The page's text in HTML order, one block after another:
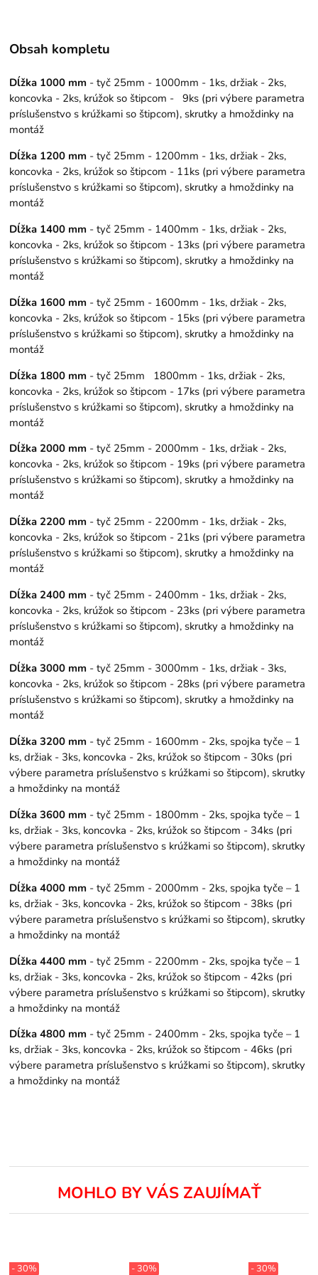
Obsah kompletu
Dĺžka 1000 mm - tyč 25mm - 1000mm - 1ks, držiak - 2ks,
koncovka - 2ks, krúžok so štipcom - 9ks (pri výbere parametra
príslušenstvo s krúžkami so štipcom), skrutky a hmoždinky na
montáž
Dĺžka 1200 mm - tyč 25mm - 1200mm - 1ks, držiak - 2ks,
koncovka - 2ks, krúžok so štipcom - 11ks (pri výbere parametra
príslušenstvo s krúžkami so štipcom), skrutky a hmoždinky na
montáž
Dĺžka 1400 mm - tyč 25mm - 1400mm - 1ks, držiak - 2ks,
koncovka - 2ks, krúžok so štipcom - 13ks (pri výbere parametra
príslušenstvo s krúžkami so štipcom), skrutky a hmoždinky na
montáž
Dĺžka 1600 mm - tyč 25mm - 1600mm - 1ks, držiak - 2ks,
koncovka - 2ks, krúžok so štipcom - 15ks (pri výbere parametra
príslušenstvo s krúžkami so štipcom), skrutky a hmoždinky na
montáž
Dĺžka 1800 mm - tyč 25mm 1800mm - 1ks, držiak - 2ks,
koncovka - 2ks, krúžok so štipcom - 17ks (pri výbere parametra
príslušenstvo s krúžkami so štipcom), skrutky a hmoždinky na
montáž
Dĺžka 2000 mm - tyč 25mm - 2000mm - 1ks, držiak - 2ks,
koncovka - 2ks, krúžok so štipcom - 19ks (pri výbere parametra
príslušenstvo s krúžkami so štipcom), skrutky a hmoždinky na
montáž
Dĺžka 2200 mm - tyč 25mm - 2200mm - 1ks, držiak - 2ks,
koncovka - 2ks, krúžok so štipcom - 21ks (pri výbere parametra
príslušenstvo s krúžkami so štipcom), skrutky a hmoždinky na
montáž
Dĺžka 2400 mm - tyč 25mm - 2400mm - 1ks, držiak - 2ks,
koncovka - 2ks, krúžok so štipcom - 23ks (pri výbere parametra
príslušenstvo s krúžkami so štipcom), skrutky a hmoždinky na
montáž
Dĺžka 3000 mm - tyč 25mm - 3000mm - 1ks, držiak - 3ks,
koncovka - 2ks, krúžok so štipcom - 28ks (pri výbere parametra
príslušenstvo s krúžkami so štipcom), skrutky a hmoždinky na
montáž
Dĺžka 3200 mm - tyč 25mm - 1600mm - 2ks, spojka tyče – 1
ks, držiak - 3ks, koncovka - 2ks, krúžok so štipcom - 30ks (pri
výbere parametra príslušenstvo s krúžkami so štipcom), skrutky
a hmoždinky na montáž
Dĺžka 3600 mm - tyč 25mm - 1800mm - 2ks, spojka tyče – 1
ks, držiak - 3ks, koncovka - 2ks, krúžok so štipcom - 34ks (pri
výbere parametra príslušenstvo s krúžkami so štipcom), skrutky
a hmoždinky na montáž
Dĺžka 4000 mm - tyč 25mm - 2000mm - 2ks, spojka tyče – 1
ks, držiak - 3ks, koncovka - 2ks, krúžok so štipcom - 38ks (pri
výbere parametra príslušenstvo s krúžkami so štipcom), skrutky
a hmoždinky na montáž
Dĺžka 4400 mm - tyč 25mm - 2200mm - 2ks, spojka tyče – 1
ks, držiak - 3ks, koncovka - 2ks, krúžok so štipcom - 42ks (pri
výbere parametra príslušenstvo s krúžkami so štipcom), skrutky
a hmoždinky na montáž
Dĺžka 4800 mm - tyč 25mm - 2400mm - 2ks, spojka tyče – 1
ks, držiak - 3ks, koncovka - 2ks, krúžok so štipcom - 46ks (pri
výbere parametra príslušenstvo s krúžkami so štipcom), skrutky
a hmoždinky na montáž
MOHLO BY VÁS ZAUJÍMAŤ
- 30% - 30% - 30%